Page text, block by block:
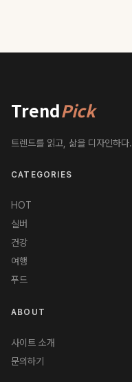
TrendPick
트렌드를 읽고, 삶을 디자인하다.
CATEGORIES
HOT
실버
건강
여행
푸드
ABOUT
사이트 소개
문의하기